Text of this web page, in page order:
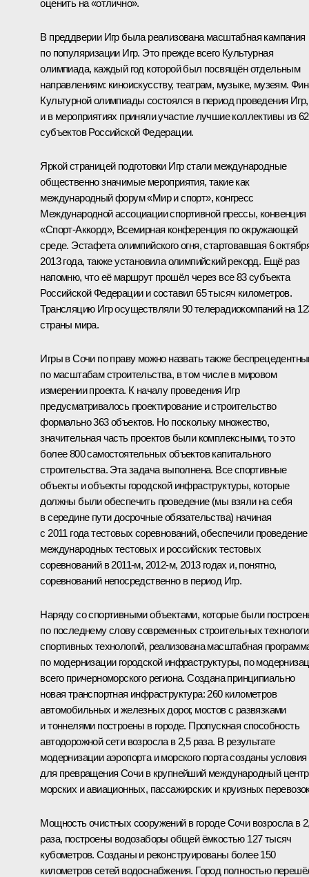
оценить на «отлично».
В преддверии Игр была реализована масштабная кампания
по популяризации Игр. Это прежде всего Культурная
олимпиада, каждый год которой был посвящён отдельным
направлениям: киноискусству, театрам, музыке, музеям.
Культурной олимпиады состоялся в период проведения Игр,
и в мероприятиях приняли участие лучшие коллективы из 62
субъектов Российской Федерации.
Яркой страницей подготовки Игр стали международные
общественно значимые мероприятия, такие как
международный форум «Мир и спорт», конгресс
Международной ассоциации спортивной прессы, конвенция
«Спорт-Аккорд», Всемирная конференция по окружающей
среде. Эстафета олимпийского огня, стартовавшая 6
2013 года, также установила олимпийский рекорд. Ещё раз
напомню, что её маршрут прошёл через все 83 субъекта
Российской Федерации и составил 65 тысяч километров.
Трансляцию Игр осуществляли 90 телерадиокомпаний на
страны мира.
Игры в Сочи по праву можно назвать также
по масштабам строительства, в том числе в мировом
измерении проекта. К началу проведения Игр
предусматривалось проектирование и строительство
формально 363 объектов. Но поскольку множество,
значительная часть проектов были комплексными, то это
более 800 самостоятельных объектов капитального
строительства. Эта задача выполнена. Все спортивные
объекты и объекты городской инфраструктуры, которые
должны были обеспечить проведение (мы взяли на себя
в середине пути досрочные обязательства) начиная
с 2011 года тестовых соревнований, обеспечили проведение
международных тестовых и российских тестовых
соревнований в 2011-м, 2012-м, 2013 годах и, понятно,
соревнований непосредственно в период Игр.
Наряду со спортивными объектами, которые были
по последнему слову современных строительных
спортивных технологий, реализована масштабная
по модернизации городской инфраструктуры, по
всего причерноморского региона. Создана принципиально
новая транспортная инфраструктура: 260 километров
автомобильных и железных дорог, мостов с развязками
и тоннелями построены в городе. Пропускная способность
автодорожной сети возросла в 2,5 раза. В результате
модернизации аэропорта и морского порта созданы условия
для превращения Сочи в крупнейший международный центр
морских и авиационных, пассажирских и круизных
Мощность очистных сооружений в городе Сочи возросла в
раза, построены водозаборы общей ёмкостью 127 тысяч
кубометров. Созданы и реконструированы более 150
километров сетей водоснабжения. Город полностью